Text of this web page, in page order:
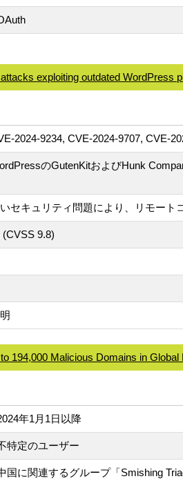
exploiting outdated WordPress
2024-9234, CVE-2024-9707, CVE-
のGutenKitおよびHunk
セキュリティ問題により、リモート
(CVSS 9.8)
194,000 Malicious Domains in Global
年1月1日以降
特定のユーザー
国に関連するグループ「Smishing